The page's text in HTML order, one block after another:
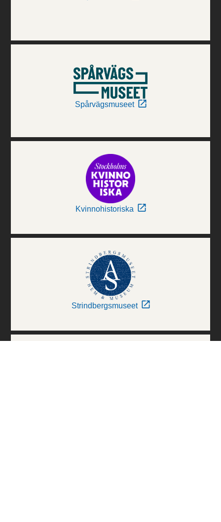
Spårvägsmuseet
Kvinnohistoriska
Strindbergsmuseet